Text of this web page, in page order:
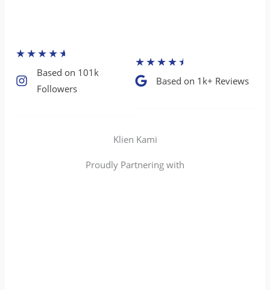
★★★★★
Based on 101k
Followers​
★★★★★
Based on 1k+ Reviews​
Klien Kami
Proudly Partnering with